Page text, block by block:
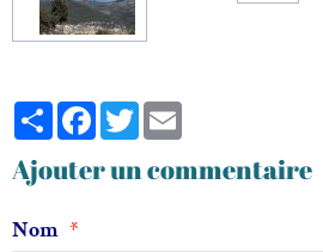
PartagerFacebook
Twitter
Ajouter un commentaire
Nom